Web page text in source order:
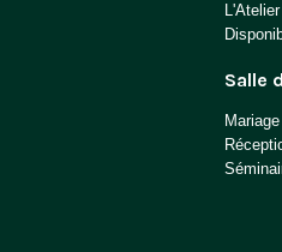
L'Atelier
Salle
Mariage